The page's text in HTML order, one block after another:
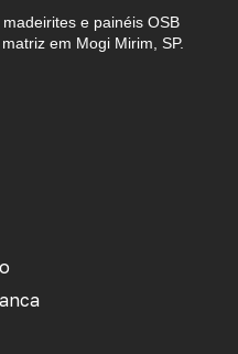
e painéis OSB
em Mogi Mirim, SP.